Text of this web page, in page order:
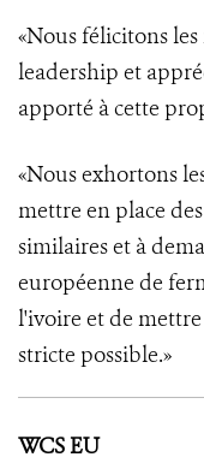
«Nous félicitons
leadership et
apporté à cette
«Nous exhortons
mettre en place
similaires et à
européenne de
l'ivoire et de
stricte possible.»
WCS EU